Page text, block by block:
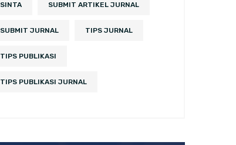
SINTA SUBMIT ARTIKEL JURNAL
SUBMIT JURNAL TIPS JURNAL
TIPS PUBLIKASI
TIPS PUBLIKASI JURNAL